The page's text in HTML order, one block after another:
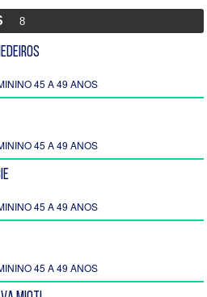
8
45 A 49 ANOS
45 A 49 ANOS
45 A 49 ANOS
45 A 49 ANOS